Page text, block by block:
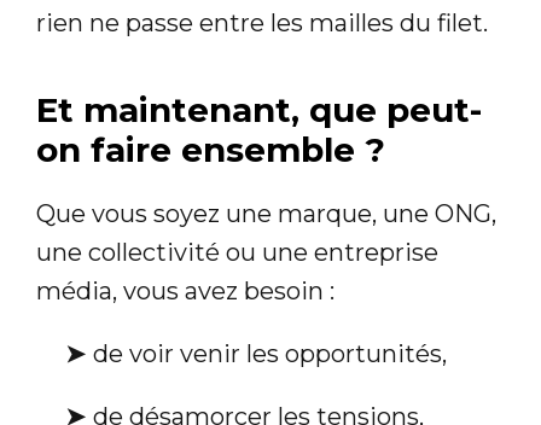
rien ne passe entre les mailles du filet.
Et maintenant, que peut-
on faire ensemble ?
Que vous soyez une marque, une ONG,
une collectivité ou une entreprise
média, vous avez besoin :
➤ de voir venir les opportunités,
➤ de désamorcer les tensions,